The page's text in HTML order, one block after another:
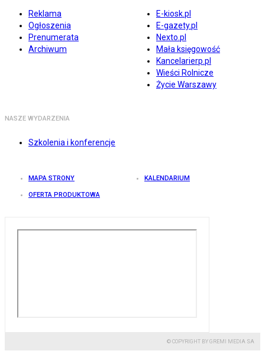
Reklama
Ogłoszenia
Prenumerata
Archiwum
E-kiosk.pl
E-gazety.pl
Nexto.pl
Mała księgowość
Kancelarierp.pl
Wieści Rolnicze
Życie Warszawy
NASZE WYDARZENIA
Szkolenia i konferencje
MAPA STRONY KALENDARIUM
OFERTA PRODUKTOWA
© COPYRIGHT BY GREMI MEDIA SA